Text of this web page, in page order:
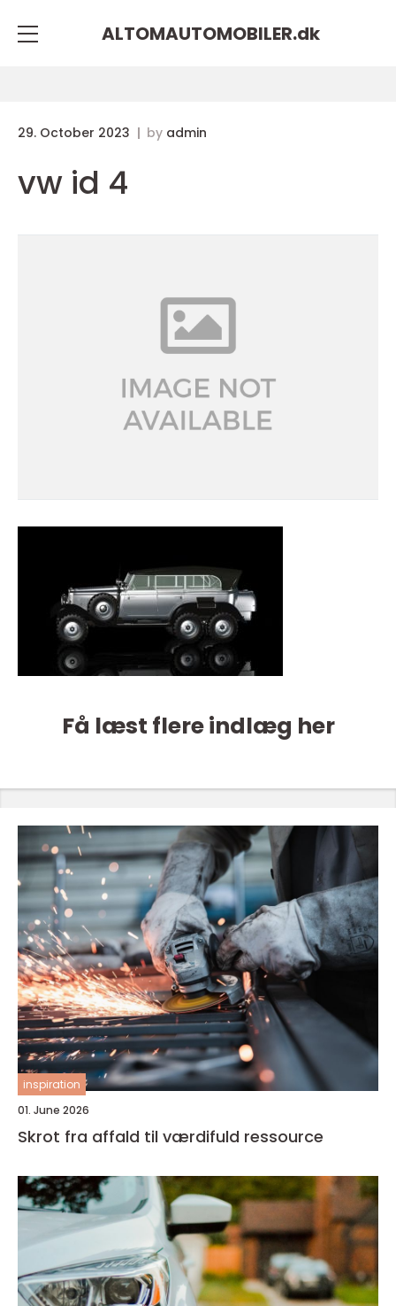
ALTOMAUTOMOBILER.dk
29. October 2023 by admin
vw id 4
Få læst flere indlæg her
inspiration
01. June 2026
Skrot fra affald til værdifuld ressource